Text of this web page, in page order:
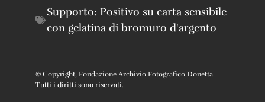
Supporto: Positivo su carta sensibile
con gelatina di bromuro d'argento
© Copyright, Fondazione Archivio Fotografico Donetta.
Tutti i diritti sono riservati.